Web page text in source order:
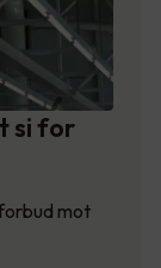
si for
mot